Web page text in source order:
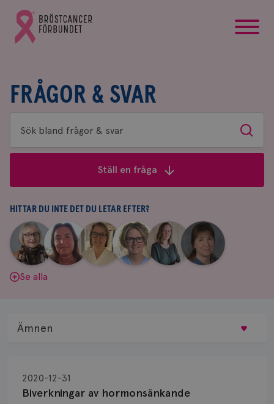
Gå
till
Bröstcancerförbundets
FRÅGOR & SVAR
Sök
bland
&
svar
Sök
Ställ en fråga
HITTAR DU INTE DET DU LETAR EFTER?
Aina
Johnsson
|
Anne
Andersson
Fredrika
Killander
|
Jeanette
Bäcklund
|
Maria
Edegran
|
Yvette
Andersson
Se alla
Biverkningar av hormonsänkande
2020-12-31
Ämnen
Biopsi